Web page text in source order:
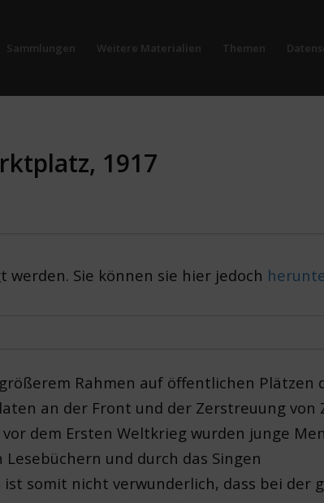
Sammlungen Weitere Materialien Themen
1917
Sie können sie hier jedoch
Rahmen auf öffentlichen Plätzen
an der Front und der Zerstreuung von
dem Ersten Weltkrieg wurden junge
und durch das Singen
somit nicht verwunderlich, dass bei der